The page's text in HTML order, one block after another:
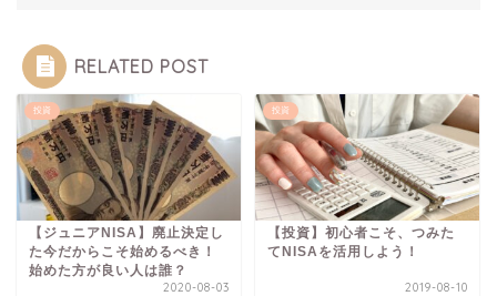
RELATED POST
投資
【ジュニアNISA】廃止決定し
た今だからこそ始めるべき！
始めた方が良い人は誰？
2020-08-03
投資
【投資】初心者こそ、つみた
てNISAを活用しよう！
2019-08-10